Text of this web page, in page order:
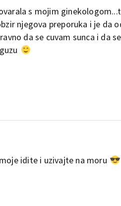
s mojim
njegova preporuka i je
da se cuvam sunca i da
idite i uzivajte na moru